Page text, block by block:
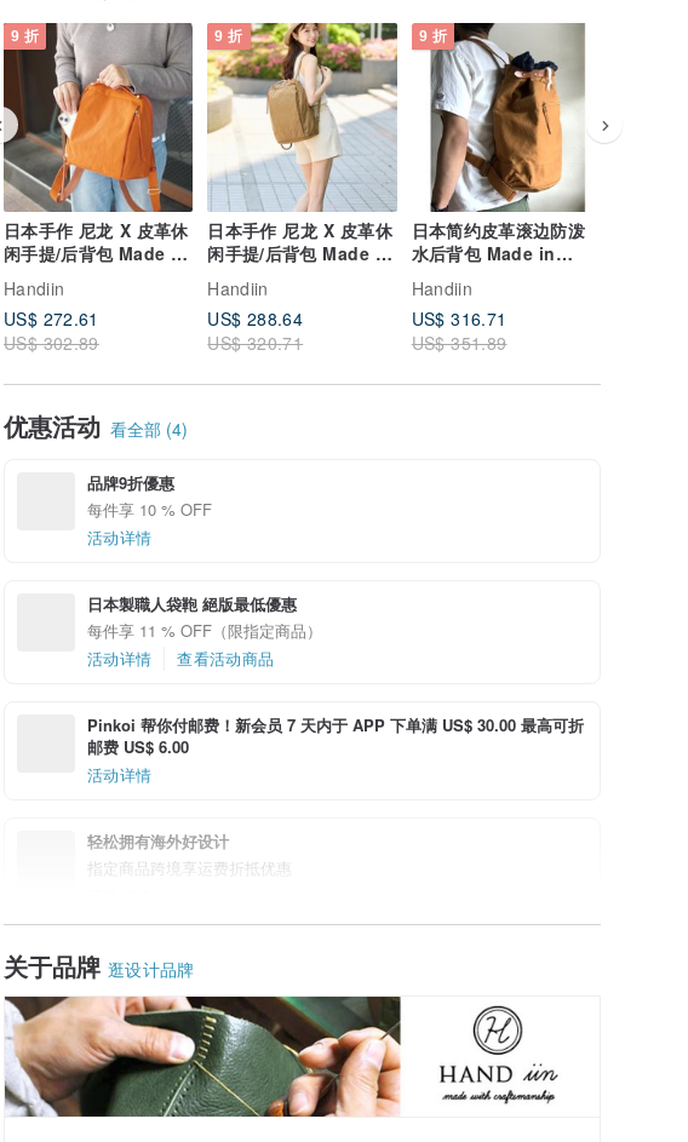
9 折
日本手作 尼龙 X 皮革休
闲手提/后背包 Made in
Handiin
US$ 272.61
US$ 302.89
9 折
日本手作 尼龙 X 皮革休
闲手提/后背包 Made in
Handiin
US$ 288.64
US$ 320.71
9 折
日本简约皮革滚边防泼
水后背包 Made in
Handiin
US$ 316.71
US$ 351.89
优惠活动 看全部 (4)
品牌9折優惠
每件享 10 % OFF
活动详情
日本製職人袋鞄 絕版最低優惠
每件享 11 % OFF（限指定商品）
活动详情
查看活动商品
Pinkoi 帮你付邮费！新会员 7 天内于 APP 下单满 US$ 30.00 最高可折
邮费 US$ 6.00
活动详情
轻松拥有海外好设计
指定商品跨境享运费折抵优惠
关于品牌 逛设计品牌